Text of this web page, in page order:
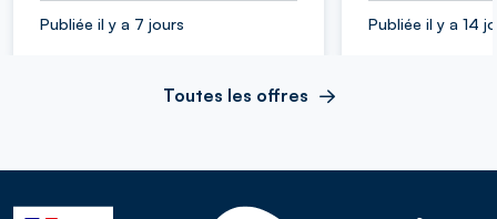
Publiée il y a 7 jours Publiée il y a 14
Toutes les offres